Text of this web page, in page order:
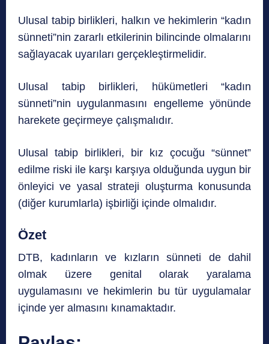
Ulusal tabip birlikleri, halkın ve hekimlerin “kadın
sünneti”nin zararlı etkilerinin bilincinde olmalarını
sağlayacak uyarıları gerçekleştirmelidir.
Ulusal tabip birlikleri, hükümetleri “kadın
sünneti”nin uygulanmasını engelleme yönünde
harekete geçirmeye çalışmalıdır.
Ulusal tabip birlikleri, bir kız çocuğu “sünnet”
edilme riski ile karşı karşıya olduğunda uygun bir
önleyici ve yasal strateji oluşturma konusunda
(diğer kurumlarla) işbirliği içinde olmalıdır.
Özet
DTB, kadınların ve kızların sünneti de dahil
olmak üzere genital olarak yaralama
uygulamasını ve hekimlerin bu tür uygulamalar
içinde yer almasını kınamaktadır.